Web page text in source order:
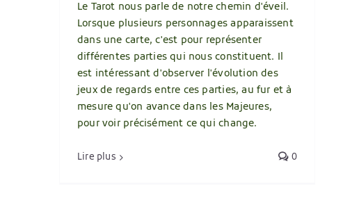
Le Tarot nous parle de notre chemin d'éveil.
Lorsque plusieurs personnages apparaissent
dans une carte, c'est pour représenter
différentes parties qui nous constituent. Il
est intéressant d'observer l'évolution des
jeux de regards entre ces parties, au fur et à
mesure qu'on avance dans les Majeures,
pour voir précisément ce qui change.
Lire plus 0